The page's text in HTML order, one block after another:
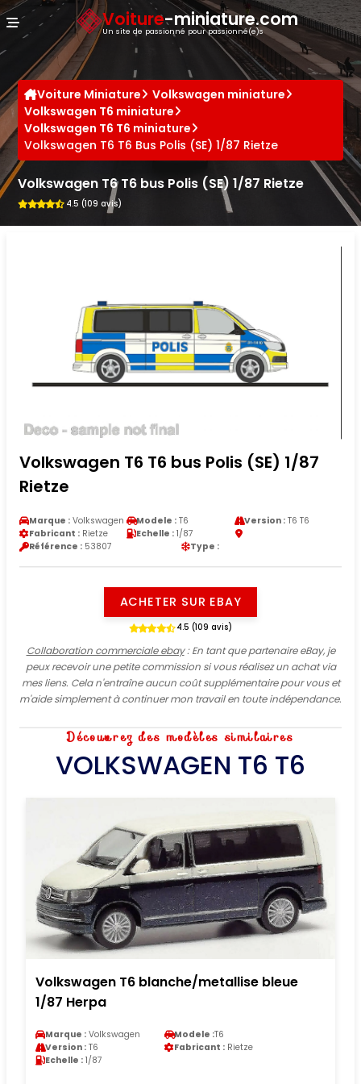
Voiture-miniature.com
Un site de passionné pour passionné(e)s
Voiture Miniature
Volkswagen miniature
Volkswagen T6 miniature
Volkswagen T6 T6 miniature
Volkswagen T6 T6 Bus Polis (SE) 1/87 Rietze
Volkswagen T6 T6 bus Polis (SE) 1/87 Rietze
4.5 (109 avis)
Volkswagen T6 T6 bus Polis (SE) 1/87
Rietze
Marque : Volkswagen Modele : T6 Version :T6 T6
Fabricant : Rietze Echelle : 1/87
Référence : 53807 Type :
ACHETER SUR EBAY
4.5 (109 avis)
Collaboration commerciale ebay: En tant que partenaire eBay, je
peux recevoir une petite commission si vous réalisez un achat via
mes liens. Cela n'entraîne aucun coût supplémentaire pour vous et
m'aide simplement à continuer mon travail en toute indépendance.
Découvrez des modèles similaires
VOLKSWAGEN T6 T6
Volkswagen T6 blanche/metallise bleue
1/87 Herpa
Marque : Volkswagen Modele :T6
Version : T6 Fabricant : Rietze
Echelle : 1/87
Panneau de gestion des cookies